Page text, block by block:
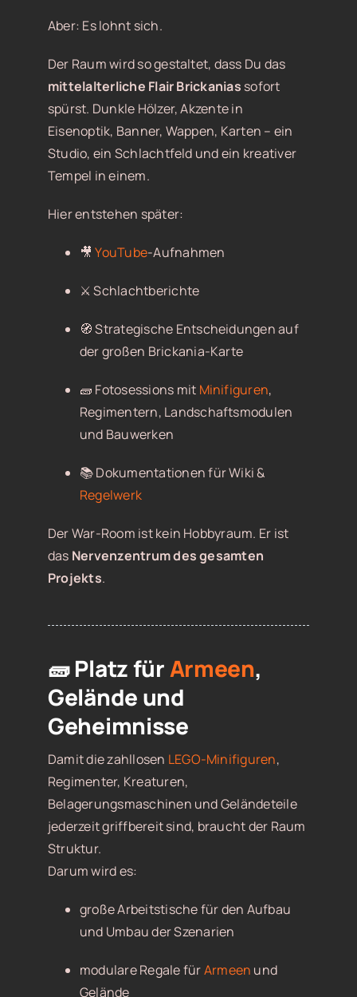
Aber: Es lohnt sich.
Der Raum wird so gestaltet, dass Du das
mittelalterliche Flair Brickanias sofort
spürst. Dunkle Hölzer, Akzente in
Eisenoptik, Banner, Wappen, Karten – ein
Studio, ein Schlachtfeld und ein kreativer
Tempel in einem.
Hier entstehen später:
🎥YouTube-Aufnahmen
⚔️ Schlachtberichte
🧭 Strategische Entscheidungen auf
der großen Brickania-Karte
🧱 Fotosessions mit Minifiguren,
Regimentern, Landschaftsmodulen
und Bauwerken
📚 Dokumentationen für Wiki &
Regelwerk
Der War-Room ist kein Hobbyraum. Er ist
das Nervenzentrum des gesamten
Projekts.
🧱 Platz fürArmeen,
Gelände und
Geheimnisse
Damit die zahllosen LEGO-Minifiguren,
Regimenter, Kreaturen,
Belagerungsmaschinen und Geländeteile
jederzeit griffbereit sind, braucht der Raum
Struktur.
Darum wird es:
große Arbeitstische für den Aufbau
und Umbau der Szenarien
modulare Regale fürArmeen und
Gelände